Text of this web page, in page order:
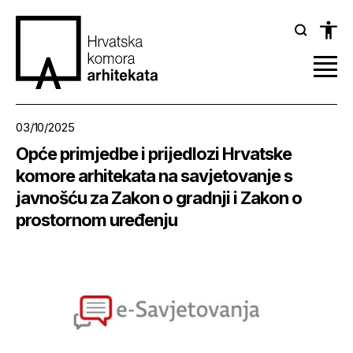
03/10/2025
Opće primjedbe i prijedlozi Hrvatske
komore arhitekata na savjetovanje s
javnošću za Zakon o gradnji i Zakon o
prostornom uređenju